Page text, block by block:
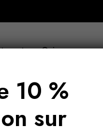
Qui sommes-nous
10 %
sur